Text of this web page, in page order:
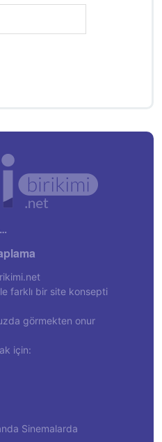
farklı bir site konsepti
görmekten onur
için:
Sinemalarda